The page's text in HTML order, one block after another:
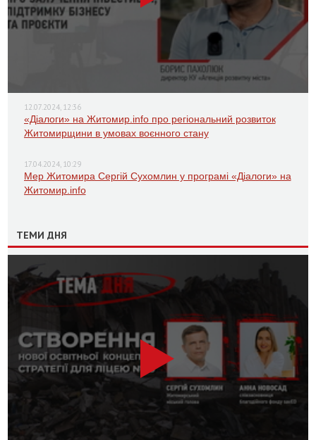
12.07.2024, 12:36
«Діалоги» на Житомир.info про регіональний розвиток
Житомирщини в умовах воєнного стану
17.04.2024, 10:29
Мер Житомира Сергій Сухомлин у програмі «Діалоги» на
Житомир.info
ТЕМИ ДНЯ